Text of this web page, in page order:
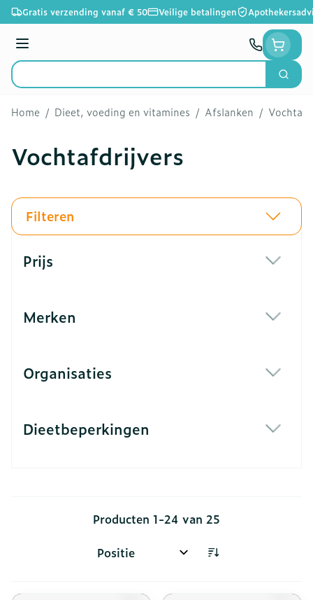
Ga naar de inhoud
Gratis verzending vanaf € 50 Veilige betalingen
Menu
Product, merk, categorie...
Zoek
Home / Dieet, voeding en vitamines / Afslanken /
Vochtafdrijvers
Filteren
Prijs
Merken
Organisaties
Dieetbeperkingen
Producten 1-24 van 25
Sorteer op: